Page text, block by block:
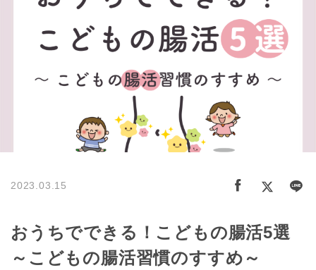
2023.03.15
おうちでできる！こどもの腸活5選
～こどもの腸活習慣のすすめ～